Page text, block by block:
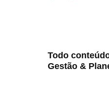
Todo
Gestão &